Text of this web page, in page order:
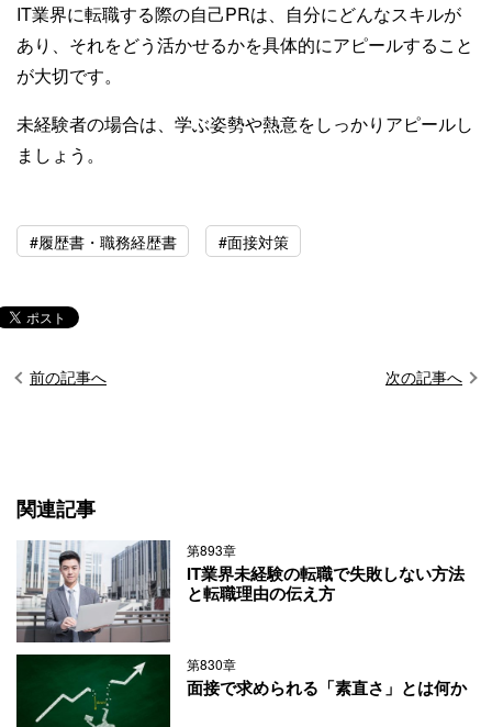
IT業界に転職する際の自己PRは、自分にどんなスキルが
あり、それをどう活かせるかを具体的にアピールすること
が大切です。
未経験者の場合は、学ぶ姿勢や熱意をしっかりアピールし
ましょう。
#履歴書・職務経歴書 #面接対策
前の記事へ 次の記事へ
関連記事
第893章
IT業界未経験の転職で失敗しない方法
と転職理由の伝え方
第830章
面接で求められる「素直さ」とは何か